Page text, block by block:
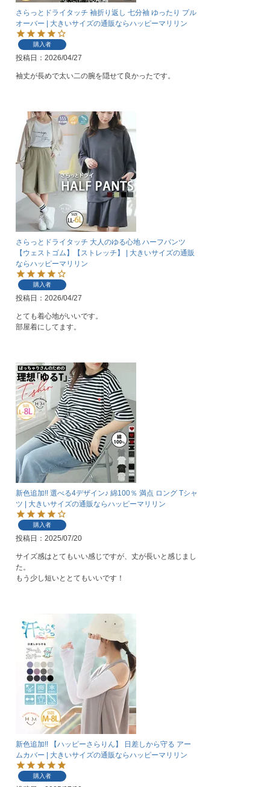
さらっとドライタッチ 袖折り返し 七分袖 ゆったり プル
オーバー | 大きいサイズの通販ならハッピーマリリン
購入者
投稿日 2026/04/27
さらっとドライタッチ 大人のゆる心地 ハーフパンツ
【ウェストゴム】【ストレッチ】 | 大きいサイズの通販
ならハッピーマリリン
購入者
投稿日 2026/04/27
とても着心地がいいです。
部屋着にしてます。
新色追加!! 選べる4デザイン♪ 綿100％ 満点 ロング Tシャ
ツ | 大きいサイズの通販ならハッピーマリリン
購入者
投稿日 2025/07/20
サイズ感はとてもいい感じですが、丈が長いと感じまし
た。
もう少し短いととてもいいです！
新色追加!! 【ハッピーさらりん】 日差しから守る アー
ムカバー | 大きいサイズの通販ならハッピーマリリン
購入者